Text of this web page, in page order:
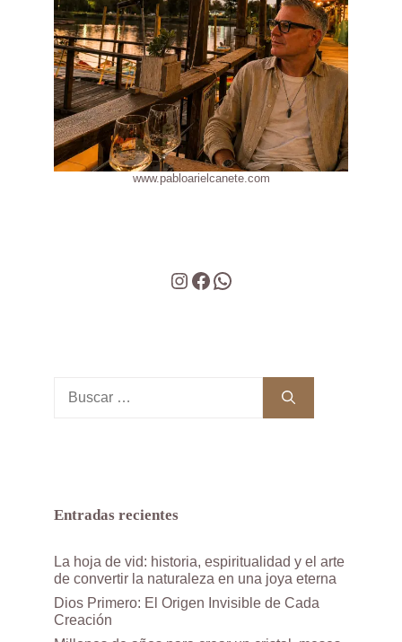
www.pabloarielcanete.com
Instagram
Facebook
WhatsApp
Entradas recientes
La hoja de vid: historia, espiritualidad y el arte
de convertir la naturaleza en una joya eterna
Dios Primero: El Origen Invisible de Cada
Creación